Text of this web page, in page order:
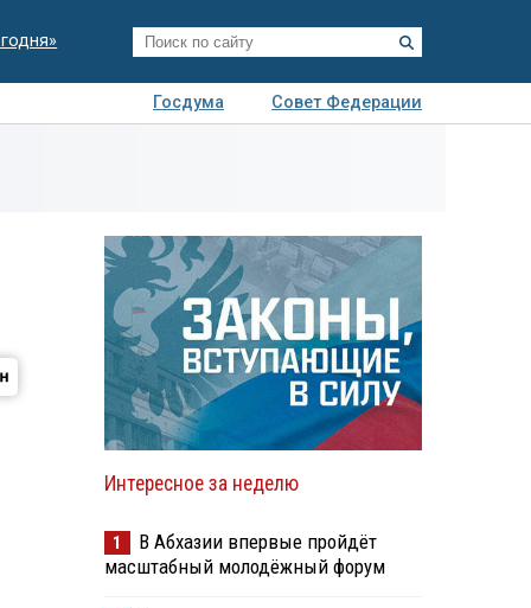
Госдума
Совет Федерации
Интересное за неделю
1
В Абхазии впервые пройдёт
масштабный молодёжный форум